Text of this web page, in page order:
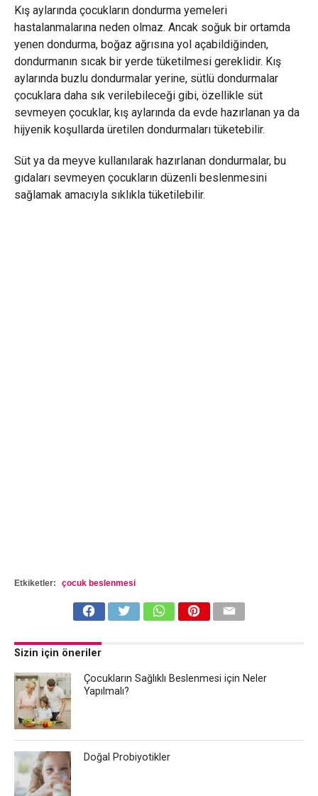
Kış aylarında çocukların dondurma yemeleri
hastalanmalarına neden olmaz. Ancak soğuk bir ortamda
yenen dondurma, boğaz ağrısına yol açabildiğinden,
dondurmanın sıcak bir yerde tüketilmesi gereklidir. Kış
aylarında buzlu dondurmalar yerine, sütlü dondurmalar
çocuklara daha sık verilebileceği gibi, özellikle süt
sevmeyen çocuklar, kış aylarında da evde hazırlanan ya da
hijyenik koşullarda üretilen dondurmaları tüketebilir.
Süt ya da meyve kullanılarak hazırlanan dondurmalar, bu
gıdaları sevmeyen çocukların düzenli beslenmesini
sağlamak amacıyla sıklıkla tüketilebilir.
Etkiketler: çocuk beslenmesi
Sizin için öneriler
Çocukların Sağlıklı Beslenmesi için Neler
Yapılmalı?
Doğal Probiyotikler